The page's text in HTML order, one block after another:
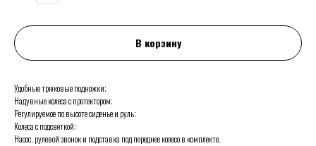
В корзину
Удобные трюковые подножки;
Надувные колеса с протектором;
Регулируемое по высоте сиденье и руль;
Колеса с подсветкой;
Насос, рулевой звонок и подставка под переднее колесо в комплекте.